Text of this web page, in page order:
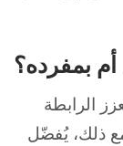
أم بمفرده؟
الرابطة
ذلك، يُفضّل